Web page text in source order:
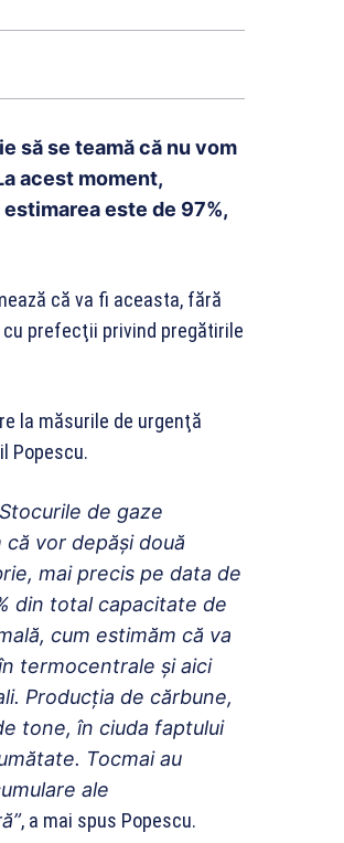
să se teamă că nu vom
acest moment,
este de 97%,
că va fi aceasta, fără
prefecţii privind pregătirile
la măsurile de urgenţă
Popescu.
de gaze
vor depăşi două
mai precis pe data de
din total capacitate de
cum estimăm că va
termocentrale şi aici
Producţia de cărbune,
tone, în ciuda faptului
Tocmai au
ale
, a mai spus Popescu.